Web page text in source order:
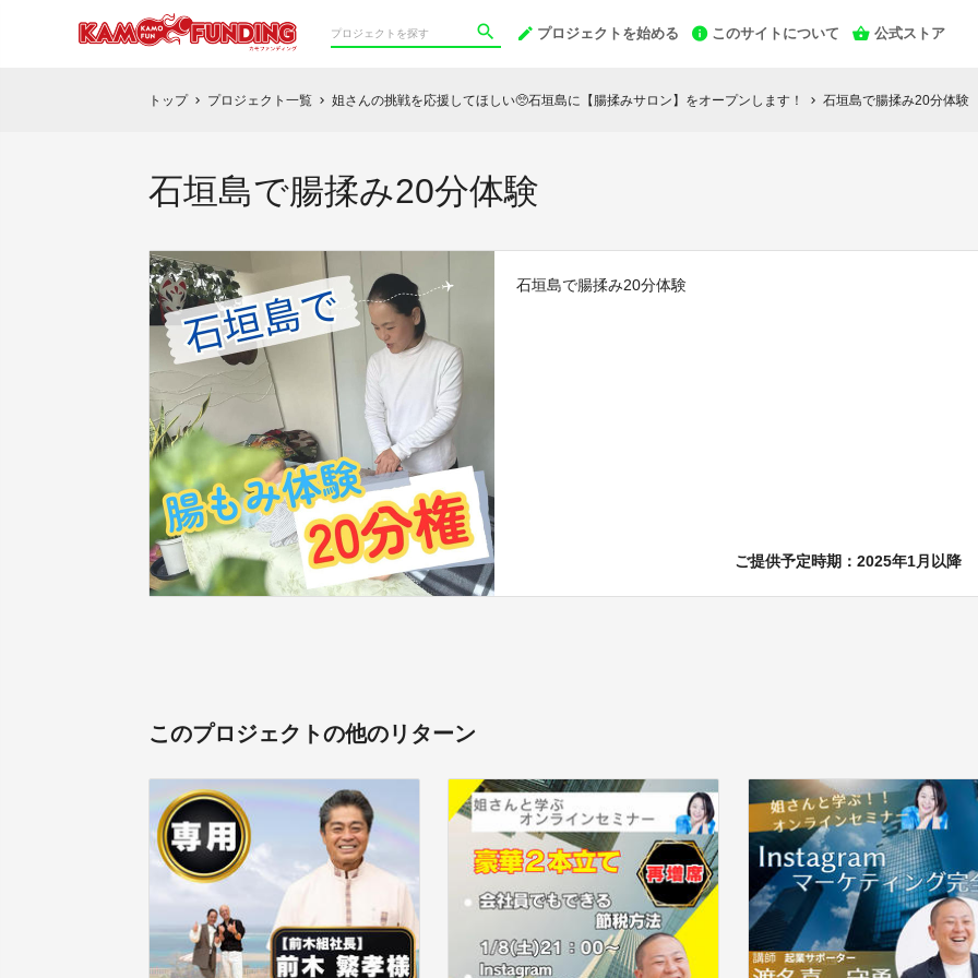
プロジェクトを始める このサイトについて 公式ストア
トップ chevron_right プロジェクト一覧 chevron_right 姐さんの挑戦を応援してほしい🥺石垣島に【腸揉みサロン】をオープンします！ chevron_right 石垣島で腸揉み20分体験
石垣島で腸揉み20分体験
石垣島で腸揉み20分体験
ご提供予定時期：2025年1月以降
このプロジェクトの他のリターン